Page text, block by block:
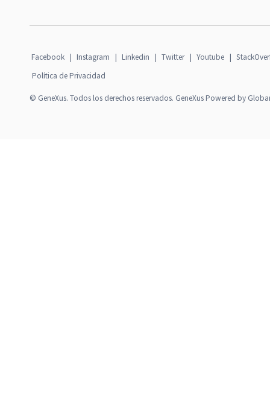
Facebook | Instagram | Linkedin | Twitter | Youtube |
Política de Privacidad
© GeneXus. Todos los derechos reservados. GeneXus Powered by